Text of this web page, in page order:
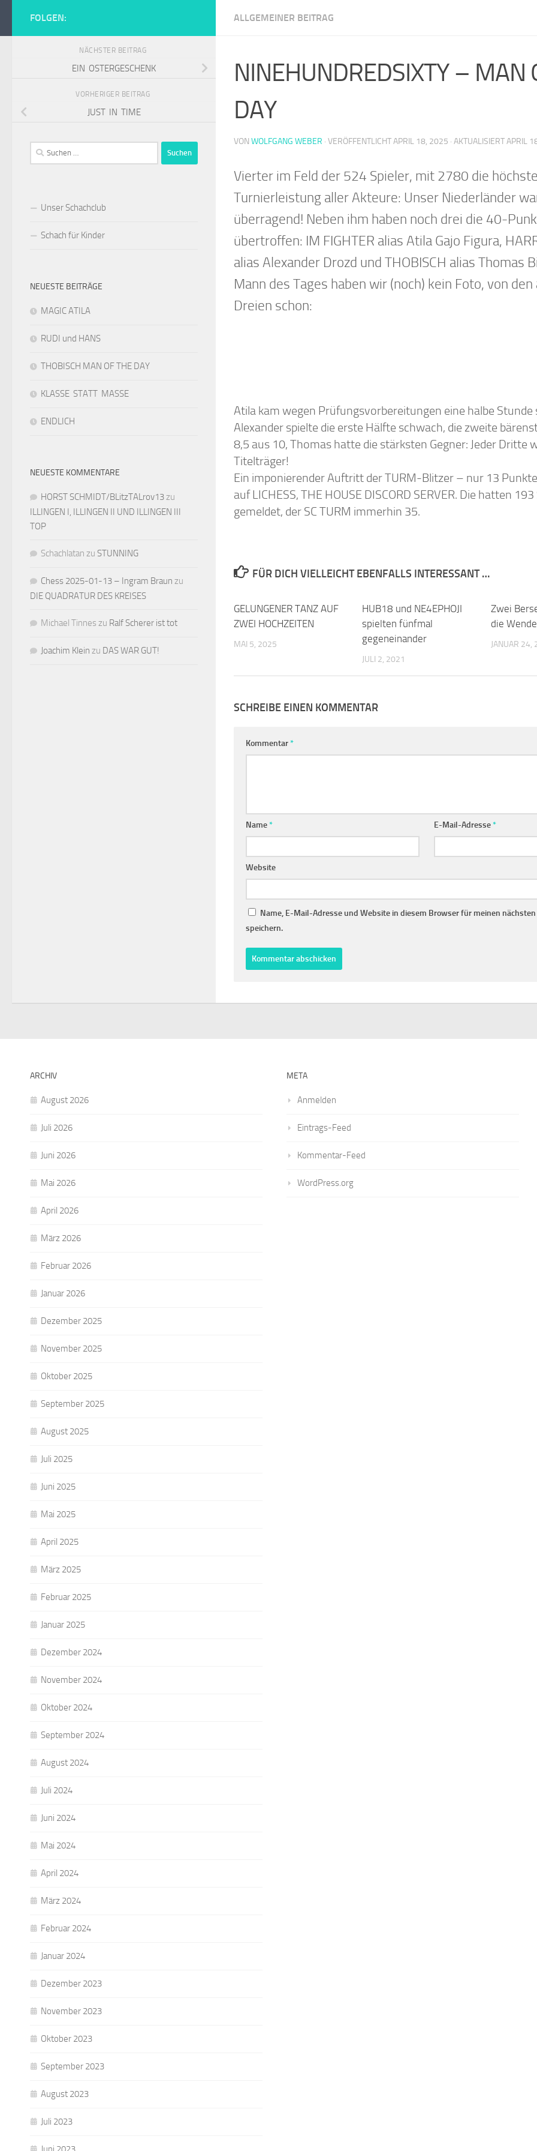
Zum Inhalt springen
Schachclub Turm Illingen
ALLGEMEINER BEITRAG
NINEHUNDREDSIXTY – MAN
DAY
VON WOLFGANG WEBER · VERÖFFENTLICHTAPRIL 18, 2025 · AKTUALISIERTAPRIL
Vierter im Feld der 524 Spieler, mit 2780 die höchste
Turnierleistung aller Akteure: Unser Niederländer
überragend! Neben ihm haben noch drei die 40-
übertroffen: IM FIGHTER alias Atila Gajo Figura,
alias Alexander Drozd und THOBISCH alias Thomas
Mann des Tages haben wir (noch) kein Foto, von den
Dreien schon:
Atila kam wegen Prüfungsvorbereitungen eine halbe Stunde
Alexander spielte die erste Hälfte schwach, die zweite
8,5 aus 10, Thomas hatte die stärksten Gegner: Jeder Dritte
Titelträger!
Ein imponierender Auftritt der TURM-Blitzer – nur 13
auf LICHESS, THE HOUSE DISCORD SERVER. Die hatten
gemeldet, der SC TURM immerhin 35.
FÜR DICH VIELLEICHT EBENFALLS INTERESSANT …
GELUNGENER TANZ AUF
ZWEI HOCHZEITEN
MAI 5, 2025
HUB18 und NE4EPHOJI
spielten fünfmal
gegeneinander
JULI 2, 2021
Zwei
die Wende
JANUAR 24,
SCHREIBE EINEN KOMMENTAR
Kommentar*
Name* E-Mail-Adresse*
Website
Name, E-Mail-Adresse und Website in diesem Browser für meinen
speichern.
FOLGEN:
NÄCHSTER BEITRAG
EIN OSTERGESCHENK
VORHERIGER BEITRAG
JUST IN TIME
Suchen
nach:
Unser Schachclub
Schach für Kinder
NEUESTE BEITRÄGE
MAGIC ATILA
RUDI und HANS
THOBISCH MAN OF THE DAY
KLASSE STATT MASSE
ENDLICH
NEUESTE KOMMENTARE
HORST SCHMIDT/BLitzTALrov13zu
ILLINGEN I, ILLINGEN II UND ILLINGEN III
TOP
Schachlatan zu STUNNING
Chess 2025-01-13 – Ingram Braun zu
DIE QUADRATUR DES KREISES
Michael Tinnes zu Ralf Scherer ist tot
Joachim Klein zu DAS WAR GUT!
ARCHIV
August 2026
Juli 2026
Juni 2026
Mai 2026
April 2026
März 2026
Februar 2026
Januar 2026
Dezember 2025
November 2025
Oktober 2025
September 2025
August 2025
Juli 2025
Juni 2025
Mai 2025
April 2025
März 2025
Februar 2025
Januar 2025
Dezember 2024
November 2024
Oktober 2024
September 2024
August 2024
Juli 2024
Juni 2024
Mai 2024
April 2024
März 2024
Februar 2024
Januar 2024
Dezember 2023
November 2023
Oktober 2023
September 2023
August 2023
Juli 2023
META
Anmelden
Eintrags-Feed
Kommentar-Feed
WordPress.org